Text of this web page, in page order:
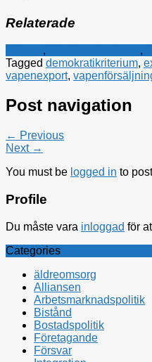
Relaterade
, ,
Tagged demokratikriterium,
vapenexport,
Post navigation
← Previous
Next →
You must be logged in to
Profile
Du måste vara inloggad för
Categories
äldreomsorg
Alliansen
Arbetsmarknadspolitik
Bistånd
Bostadspolitik
Företagande
Försvar